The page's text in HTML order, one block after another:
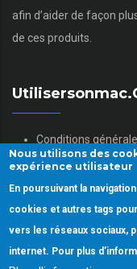
afin d’aider de façon
de ces produits.
Conditions
Mentions légales
Politique des
Gestion des Cookies
Nous utilisons des
expérience utilisateur
En poursuivant la
cookies et autres tags
vers les réseaux sociaux,
internet. Pour plus